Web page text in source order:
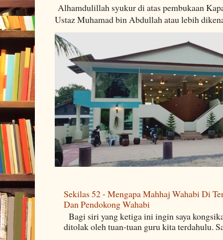
Alhamdulillah syukur di atas pembukaan
Ustaz Muhamad bin Abdullah atau lebih
Sekilas 52 - Mengapa Mahhaj Wahabi Di
Dan Pendokong Wahabi
Bagi siri yang ketiga ini ingin saya
ditolak oleh tuan-tuan guru kita terdahulu.